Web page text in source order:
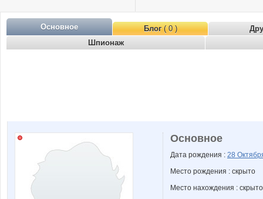
Основное Блог( 0 )
Шпионаж
Основное
Дата рождения : 28
Место рождения : скрыто
Место нахождения : скрыто